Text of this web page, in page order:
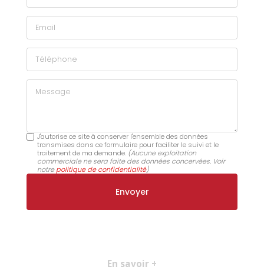
Email
Téléphone
Message
J'autorise ce site à conserver l'ensemble des données
transmises dans ce formulaire pour faciliter le suivi et le
traitement de ma demande. (Aucune exploitation
commerciale ne sera faite des données concervées. Voir
notrepolitique de confidentialité)
En savoir +